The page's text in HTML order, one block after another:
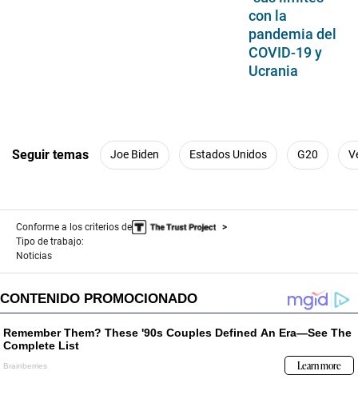
con la
pandemia del
COVID-19 y
Ucrania
Seguir temas Joe Biden Estados Unidos G20
Conforme a los criterios de
Tipo de trabajo:
Noticias